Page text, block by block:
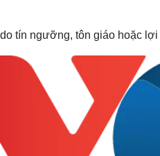
tín ngưỡng, tôn giáo hoặc